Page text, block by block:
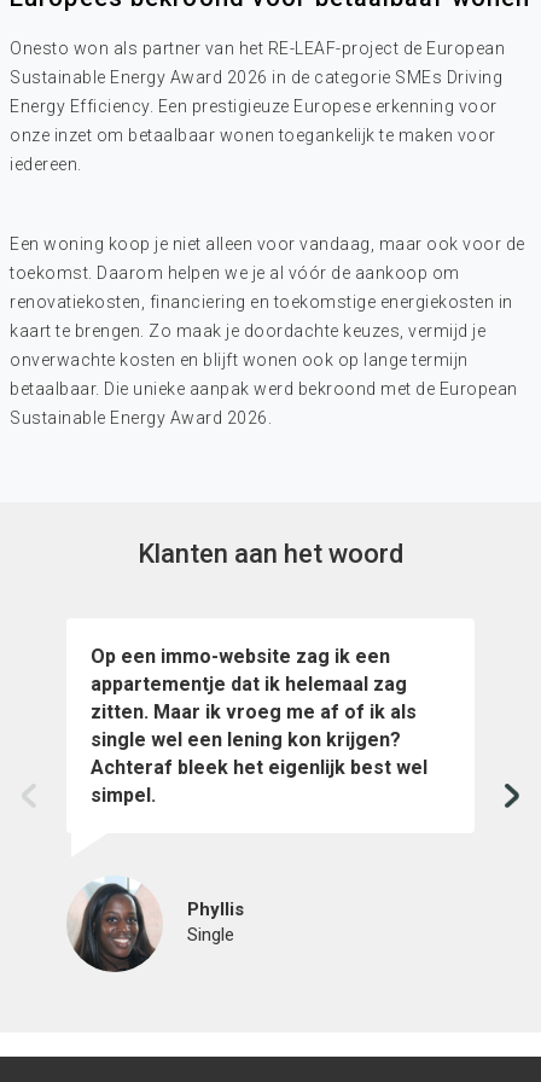
Onesto won als partner van het RE-LEAF-project de European
Sustainable Energy Award 2026 in de categorie SMEs Driving
Energy Efficiency. Een prestigieuze Europese erkenning voor
onze inzet om betaalbaar wonen toegankelijk te maken voor
iedereen.
Een woning koop je niet alleen voor vandaag, maar ook voor de
toekomst. Daarom helpen we je al vóór de aankoop om
renovatiekosten, financiering en toekomstige energiekosten in
kaart te brengen. Zo maak je doordachte keuzes, vermijd je
onverwachte kosten en blijft wonen ook op lange termijn
betaalbaar. Die unieke aanpak werd bekroond met de European
Sustainable Energy Award 2026.
Klanten aan het woord
Op een immo-website zag ik een
appartementje dat ik helemaal zag
zitten. Maar ik vroeg me af of ik als
single wel een lening kon krijgen?
Achteraf bleek het eigenlijk best wel
simpel.
Phyllis
Single